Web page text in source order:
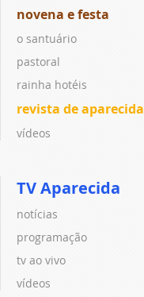
novena e festa
o santuário
pastoral
rainha hotéis
revista de aparecida
vídeos
TV Aparecida
notícias
programação
tv ao vivo
vídeos